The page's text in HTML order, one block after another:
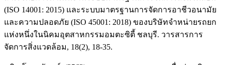
(ISO 14001: 2015) และระบบมาตรฐานการจัดการอาชีวอนามัย
และความปลอดภัย (ISO 45001: 2018) ของบริษัทจำหน่ายรถยก
แห่งหนึ่งในนิคมอุตสาหกรรมอมตะซิตี้ ชลบุรี. วารสารการ
จัดการสิ่งแวดล้อม, 18(2), 18-35.